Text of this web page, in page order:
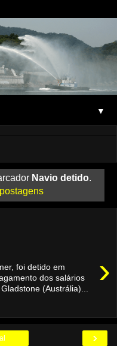
▼
Navio detido.
›
foi detido em
dos salários
(Austrália)...
›